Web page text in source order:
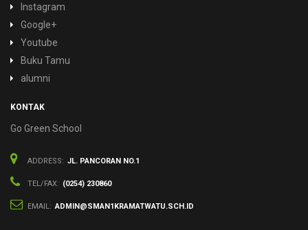
Instagram
Google+
Youtube
Buku Tamu
alumni
KONTAK
Go Green School
ADDRESS: JL. PANCORAN NO.1
TEL/FAX: (0254) 230860
EMAIL: ADMIN@SMAN1KRAMATWATU.SCH.ID